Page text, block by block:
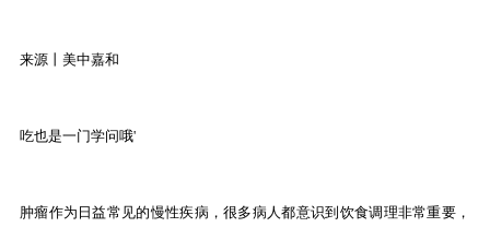
来源丨美中嘉和
吃也是一门学问哦'
肿瘤作为日益常见的慢性疾病，很多病人都意识到饮食调理非常重要，